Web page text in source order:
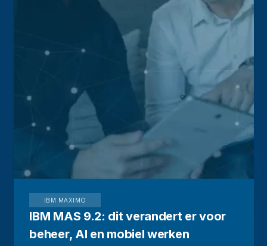
IBM MAXIMO
IBM MAS 9.2: dit verandert er voor
beheer, AI en mobiel werken